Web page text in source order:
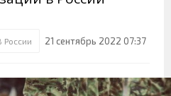
России 21 сентябрь 2022 07:37